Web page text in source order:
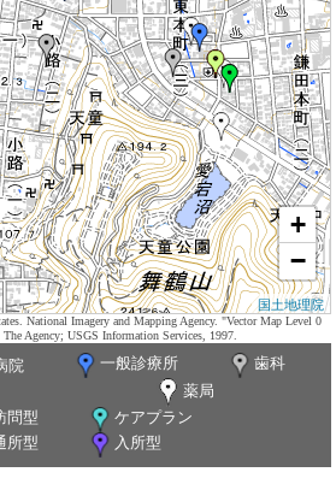
+
−
国土地理院
National Imagery and Mapping Agency. "Vector Map Level 0
Agency; USGS Information Services, 1997.
院 一般診療所
歯科
薬局
問型
ケアプラン
所型
入所型